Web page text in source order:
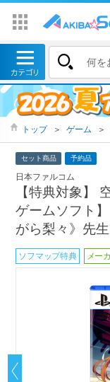
トップ ＞ ゲーム ＞
セット商品 予約品
日本ファルコム
【特典対象】
ゲームソフト
がら梨々》先
ソフマップ特典 メー